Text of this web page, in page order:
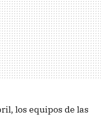
los equipos de las